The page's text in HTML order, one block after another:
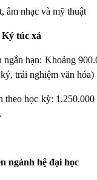
âm nhạc và mỹ thuật
túc xá
ngắn hạn: Khoảng
trải nghiệm văn hóa)
theo học kỳ:
ngành hệ đại học